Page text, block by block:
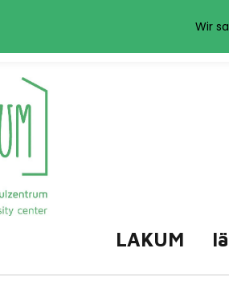
LAKUM
Wir